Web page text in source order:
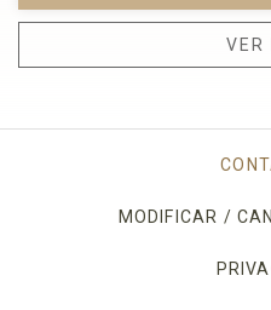
VER
MODIFICAR /